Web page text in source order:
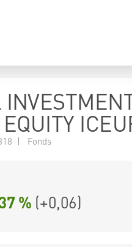
| Fonds
% (+0,06)